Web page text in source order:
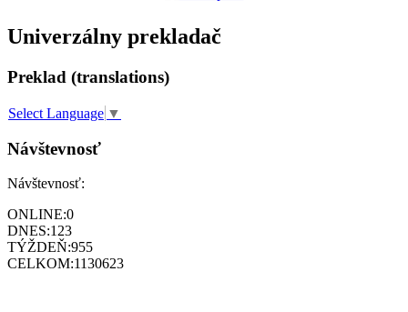
Univerzálny prekladač
Preklad (translations)
Select Language ▼
Návštevnosť
Návštevnosť:
ONLINE:0
DNES:123
TÝŽDEŇ:955
CELKOM:1130623